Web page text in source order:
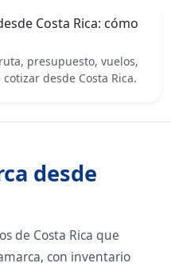
Costa Rica: cómo
presupuesto, vuelos,
desde Costa Rica.
desde
de Costa Rica que
con inventario